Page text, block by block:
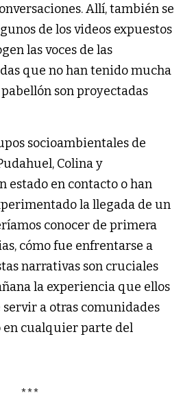
Allí, también se
de los videos expuestos
las voces de las
que no han tenido mucha
son proyectadas
socioambientales de
Colina y
estado en contacto o han
la llegada de un
conocer de primera
cómo fue enfrentarse a
narrativas son cruciales
la experiencia que ellos
a otras comunidades
en cualquier parte del
***